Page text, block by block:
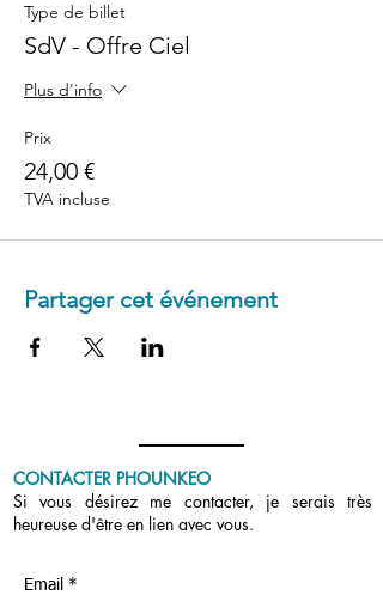
Type de billet
SdV - Offre Ciel
Plus d'info
Prix
24,00 €
TVA incluse
Partager cet événement
CONTACTER PHOUNKEO
Si vous désirez me contacter, je serais très
heureuse d'être en lien avec vous.
Email *